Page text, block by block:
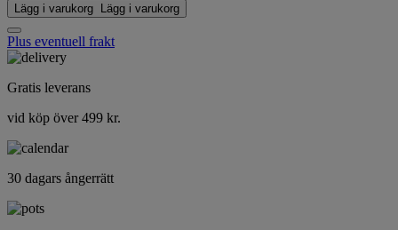
Lägg i varukorg Lägg i varukorg
Plus eventuell frakt
Gratis leverans
vid köp över 499 kr.
30 dagars ångerrätt